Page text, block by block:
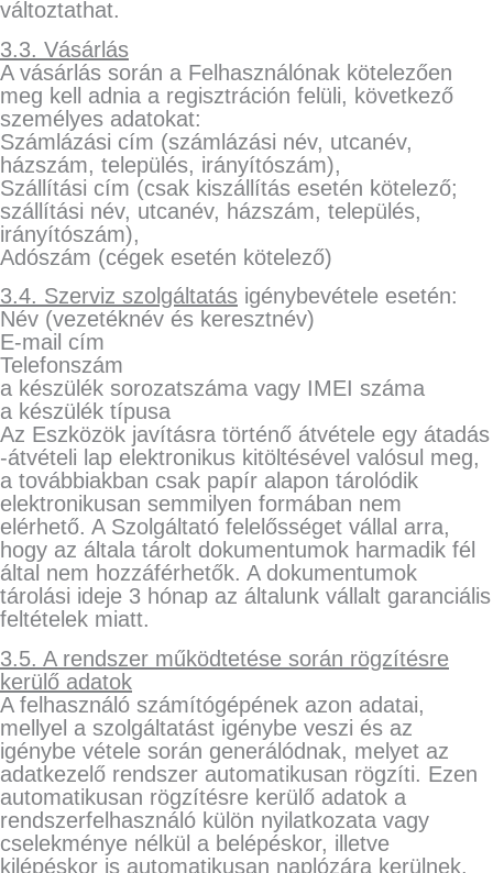
változtathat.
3.3. Vásárlás
A vásárlás során a Felhasználónak kötelezően
meg kell adnia a regisztráción felüli, következő
személyes adatokat:
Számlázási cím (számlázási név, utcanév,
házszám, település, irányítószám),
Szállítási cím (csak kiszállítás esetén kötelező;
szállítási név, utcanév, házszám, település,
irányítószám),
Adószám (cégek esetén kötelező)
3.4. Szerviz szolgáltatás igénybevétele esetén:
Név (vezetéknév és keresztnév)
E-mail cím
Telefonszám
a készülék sorozatszáma vagy IMEI száma
a készülék típusa
Az Eszközök javításra történő átvétele egy átadás
-átvételi lap elektronikus kitöltésével valósul meg,
a továbbiakban csak papír alapon tárolódik
elektronikusan semmilyen formában nem
elérhető. A Szolgáltató felelősséget vállal arra,
hogy az általa tárolt dokumentumok harmadik fél
által nem hozzáférhetők. A dokumentumok
tárolási ideje 3 hónap az általunk vállalt garanciális
feltételek miatt.
3.5. A rendszer működtetése során rögzítésre
kerülő adatok
A felhasználó számítógépének azon adatai,
mellyel a szolgáltatást igénybe veszi és az
igénybe vétele során generálódnak, melyet az
adatkezelő rendszer automatikusan rögzíti. Ezen
automatikusan rögzítésre kerülő adatok a
rendszerfelhasználó külön nyilatkozata vagy
cselekménye nélkül a belépéskor, illetve
kilépéskor is automatikusan naplózára kerülnek.